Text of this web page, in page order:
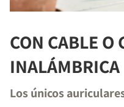
CON CABLE O
INALÁMBRICA
Los únicos